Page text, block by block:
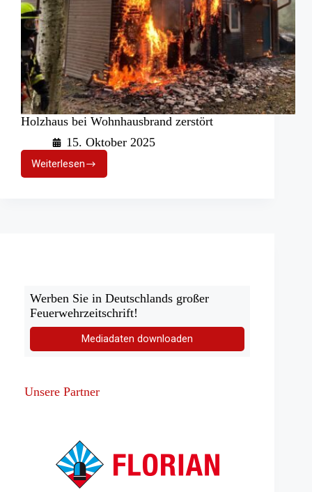
Holzhaus bei Wohnhausbrand zerstört
15. Oktober 2025
Weiterlesen
Holzhaus
bei
Werben Sie in Deutschlands großer
Feuerwehrzeitschrift!
Mediadaten downloaden
Unsere Partner